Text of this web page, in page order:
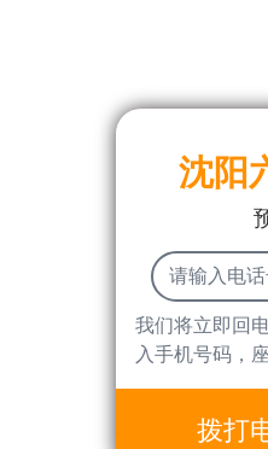
沈阳
我们将立即回
入手机号码，
拨打